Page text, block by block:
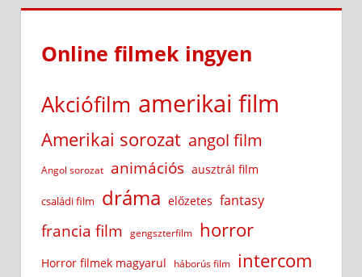
Online filmek ingyen
Akciófilm amerikai film
Amerikai sorozat angol film
Angol sorozat animációs ausztrál film
családi film dráma előzetes fantasy
francia film gengszterfilm horror
Horror filmek magyarul háborús film intercom